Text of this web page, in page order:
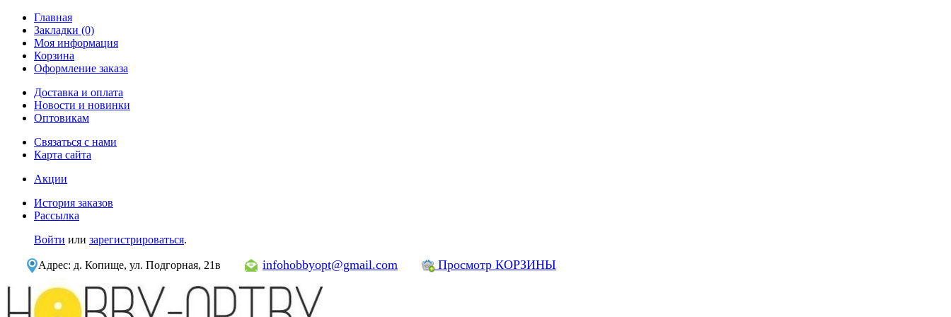
Главная
Закладки (0)
Моя информация
Корзина
Оформление заказа
Доставка и оплата
Новости и новинки
Оптовикам
Связаться с нами
Карта сайта
Акции
История заказов
Рассылка
Войти или зарегистрироваться.
Адрес: д. Копище, ул. Подгорная, 21в infohobbyopt@gmail.com Просмотр КОРЗИНЫ